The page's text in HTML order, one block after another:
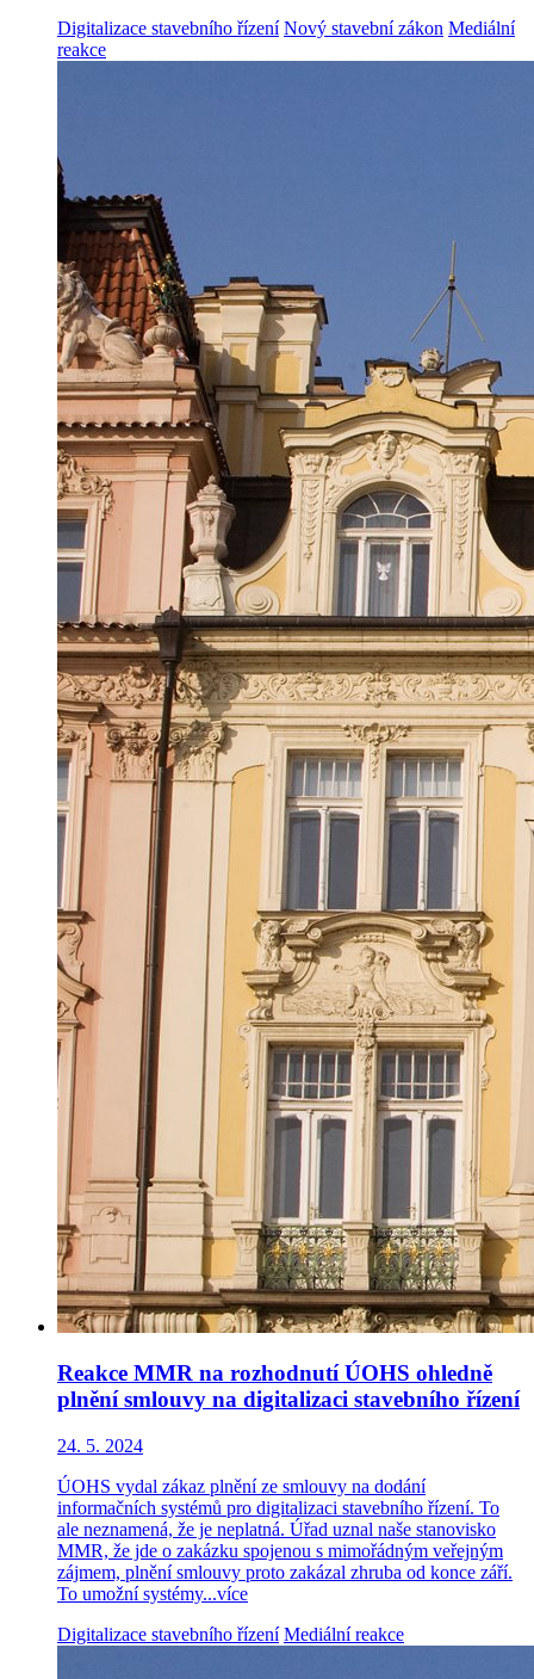
Digitalizace stavebního řízení Nový stavební zákon Mediální
reakce
Reakce MMR na rozhodnutí ÚOHS ohledně
plnění smlouvy na digitalizaci stavebního řízení
24. 5. 2024
ÚOHS vydal zákaz plnění ze smlouvy na dodání
informačních systémů pro digitalizaci stavebního řízení. To
ale neznamená, že je neplatná. Úřad uznal naše stanovisko
MMR, že jde o zakázku spojenou s mimořádným veřejným
zájmem, plnění smlouvy proto zakázal zhruba od konce září.
To umožní systémy...více
Digitalizace stavebního řízení Mediální reakce